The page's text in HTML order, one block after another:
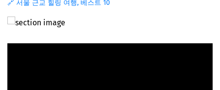
🔗 서울 근교 힐링 여행, 베스트 10